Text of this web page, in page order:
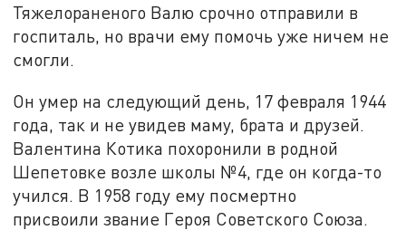
Тяжелораненого Валю срочно отправили в
госпиталь, но врачи ему помочь уже ничем не
смогли.
Он умер на следующий день, 17 февраля 1944
года, так и не увидев маму, брата и друзей.
Валентина Котика похоронили в родной
Шепетовке возле школы №4, где он когда-то
учился. В 1958 году ему посмертно
присвоили звание Героя Советского Союза.